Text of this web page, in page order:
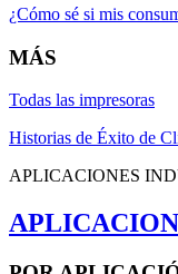
¿Cómo sé si mis
MÁS
Todas las impresoras
Historias de Éxito de
APLICACIONES